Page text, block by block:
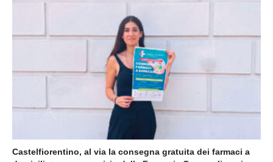
Castelfiorentino, al via la consegna gratuita dei farmaci a